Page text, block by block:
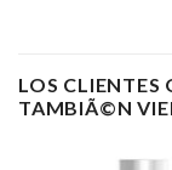
LOS CLIENTES
TAMBIÃ©N